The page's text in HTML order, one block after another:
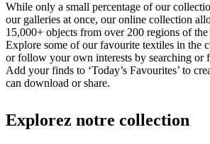
While only a small percentage of our
our galleries at once, our online collection
15,000+ objects from over 200 regions of
Explore some of our favourite textiles in the
or follow your own interests by searching or
Add your finds to ‘Today’s Favourites’ to
can download or share.
Explorez notre collection